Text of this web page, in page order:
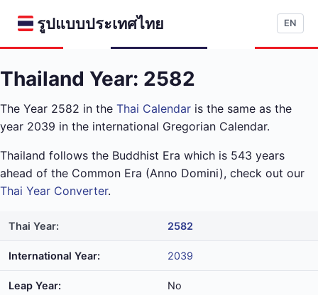
รูปแบบประเทศไทย EN
Thailand Year: 2582
The Year 2582 in the Thai Calendar is the same as the
year 2039 in the international Gregorian Calendar.
Thailand follows the Buddhist Era which is 543 years
ahead of the Common Era (Anno Domini), check out our
Thai Year Converter.
Thai Year: 2582
International Year: 2039
Leap Year: No